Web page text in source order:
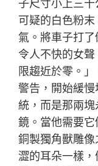
子尺寸小上三
可疑的白色粉
氣。將車子打
令人不快的女
限趨近於零。
警告，開始緩
統，而是那兩
鏡。當他需要
銅製獨角獸雕
澀的耳朵一樣